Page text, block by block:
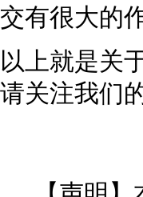
交有很大的
以上就是关
请关注我们